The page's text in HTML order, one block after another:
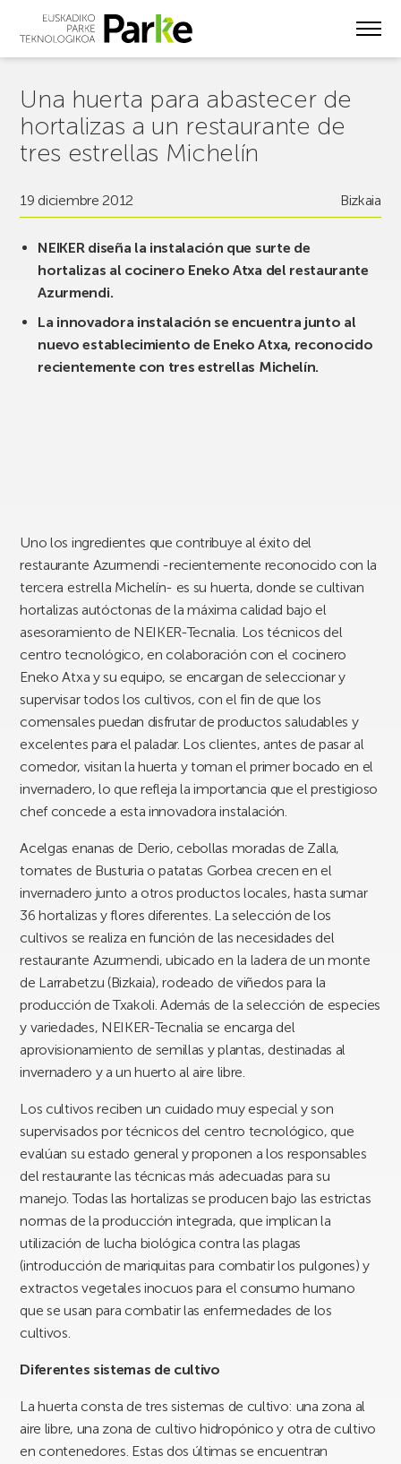
Una huerta para abastecer de
hortalizas a un restaurante de
tres estrellas Michelín
19 diciembre 2012 Bizkaia
NEIKER diseña la instalación que surte de
hortalizas al cocinero Eneko Atxa del restaurante
Azurmendi.
La innovadora instalación se encuentra junto al
nuevo establecimiento de Eneko Atxa, reconocido
recientemente con tres estrellas Michelín.
Uno los ingredientes que contribuye al éxito del
restaurante Azurmendi -recientemente reconocido con la
tercera estrella Michelín- es su huerta, donde se cultivan
hortalizas autóctonas de la máxima calidad bajo el
asesoramiento de NEIKER-Tecnalia. Los técnicos del
centro tecnológico, en colaboración con el cocinero
Eneko Atxa y su equipo, se encargan de seleccionar y
supervisar todos los cultivos, con el fin de que los
comensales puedan disfrutar de productos saludables y
excelentes para el paladar. Los clientes, antes de pasar al
comedor, visitan la huerta y toman el primer bocado en el
invernadero, lo que refleja la importancia que el prestigioso
chef concede a esta innovadora instalación.
Acelgas enanas de Derio, cebollas moradas de Zalla,
tomates de Busturia o patatas Gorbea crecen en el
invernadero junto a otros productos locales, hasta sumar
36 hortalizas y flores diferentes. La selección de los
cultivos se realiza en función de las necesidades del
restaurante Azurmendi, ubicado en la ladera de un monte
de Larrabetzu (Bizkaia), rodeado de viñedos para la
producción de Txakoli. Además de la selección de especies
y variedades, NEIKER-Tecnalia se encarga del
aprovisionamiento de semillas y plantas, destinadas al
invernadero y a un huerto al aire libre.
Los cultivos reciben un cuidado muy especial y son
supervisados por técnicos del centro tecnológico, que
evalúan su estado general y proponen a los responsables
del restaurante las técnicas más adecuadas para su
manejo. Todas las hortalizas se producen bajo las estrictas
normas de la producción integrada, que implican la
utilización de lucha biológica contra las plagas
(introducción de mariquitas para combatir los pulgones) y
extractos vegetales inocuos para el consumo humano
que se usan para combatir las enfermedades de los
cultivos.
Diferentes sistemas de cultivo
La huerta consta de tres sistemas de cultivo: una zona al
aire libre, una zona de cultivo hidropónico y otra de cultivo
en contenedores. Estas dos últimas se encuentran